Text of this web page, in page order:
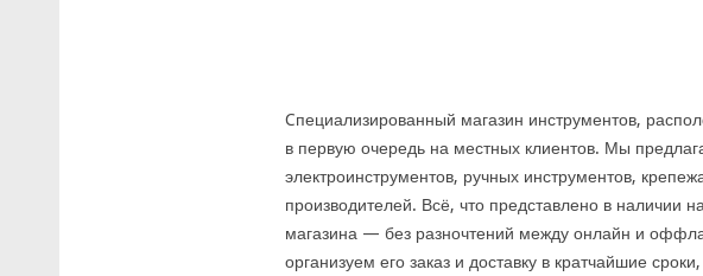
Cпециализированный магазин инструментов,
в первую очередь на местных клиентов. Мы
электроинструментов, ручных инструментов,
производителей. Всё, что представлено в наличии
магазина — без разночтений между онлайн и
организуем его заказ и доставку в кратчайшие